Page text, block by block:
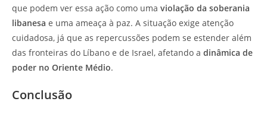
que podem ver essa ação como uma violação da soberania
libanesa e uma ameaça à paz. A situação exige atenção
cuidadosa, já que as repercussões podem se estender além
das fronteiras do Líbano e de Israel, afetando a dinâmica de
poder no Oriente Médio.
Conclusão